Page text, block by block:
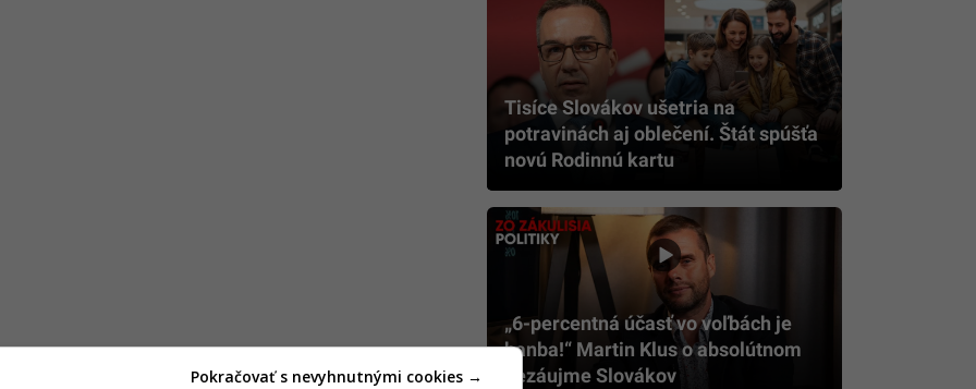
Tisíce Slovákov ušetria na
potravinách aj oblečení. Štát spúšťa
novú Rodinnú kartu
„6-percentná účasť vo voľbách je
hanba!“ Martin Klus o absolútnom
nezáujme Slovákov
Pokračovať s nevyhnutnými cookies →